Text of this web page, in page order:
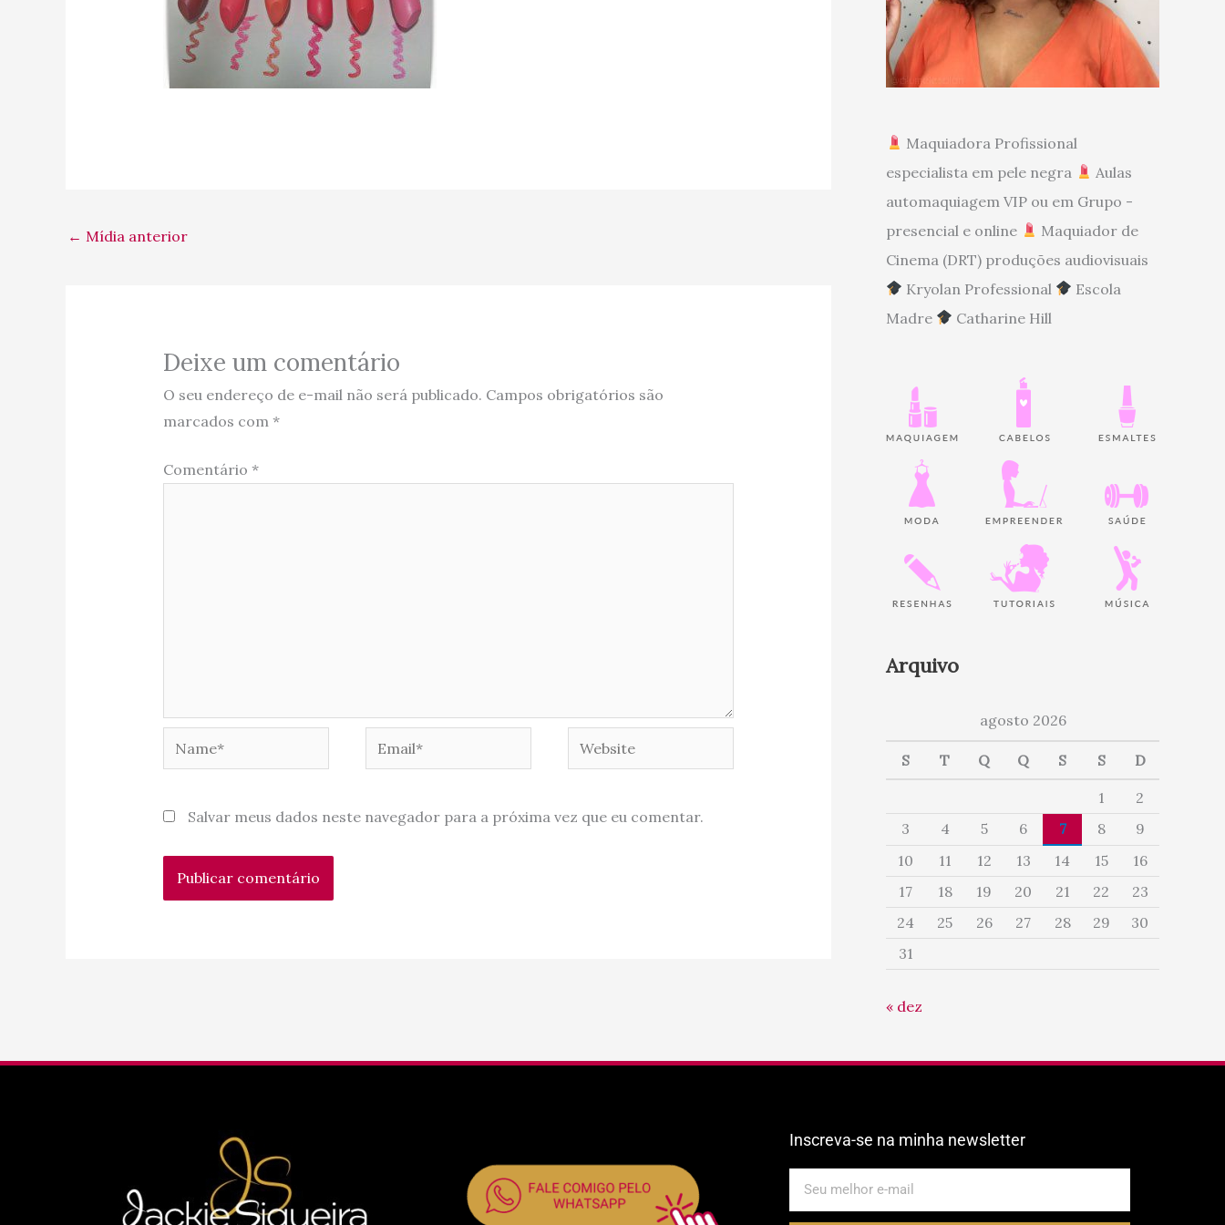
← Mídia anterior
Deixe um comentário
O seu endereço de e-mail não será publicado. Campos obrigatórios são
marcados com *
Comentário *
Website
Salvar meus dados neste navegador para a próxima vez que eu comentar.
Maquiadora Profissional
especialista em pele negra
Aulas
automaquiagem VIP ou em Grupo -
presencial e online
Maquiador de
Cinema (DRT) produções audiovisuais
Kryolan Professional
Escola
Madre
Catharine Hill
Arquivo
agosto 2026
S T Q Q S S D
1
2
3
4 5 6 7 8
9
10
11 12 13 14 15
16
17
18 19 20 21 22
23
24
25 26 27 28 29
30
31
« dez
Inscreva-se na minha newsletter